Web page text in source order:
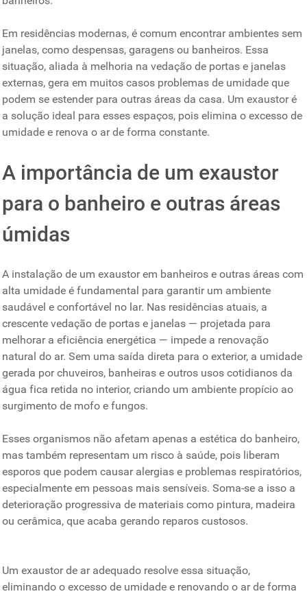
Em residências modernas, é comum encontrar ambientes sem
janelas, como despensas, garagens ou banheiros. Essa
situação, aliada à melhoria na vedação de portas e janelas
externas, gera em muitos casos problemas de umidade que
podem se estender para outras áreas da casa. Um exaustor é
a solução ideal para esses espaços, pois elimina o excesso de
umidade e renova o ar de forma constante.
A importância de um exaustor
para o banheiro e outras áreas
úmidas
A instalação de um exaustor em banheiros e outras áreas com
alta umidade é fundamental para garantir um ambiente
saudável e confortável no lar. Nas residências atuais, a
crescente vedação de portas e janelas — projetada para
melhorar a eficiência energética — impede a renovação
natural do ar. Sem uma saída direta para o exterior, a umidade
gerada por chuveiros, banheiras e outros usos cotidianos da
água fica retida no interior, criando um ambiente propício ao
surgimento de mofo e fungos.
Esses organismos não afetam apenas a estética do banheiro,
mas também representam um risco à saúde, pois liberam
esporos que podem causar alergias e problemas respiratórios,
especialmente em pessoas mais sensíveis. Soma-se a isso a
deterioração progressiva de materiais como pintura, madeira
ou cerâmica, que acaba gerando reparos custosos.
Um exaustor de ar adequado resolve essa situação,
eliminando o excesso de umidade e renovando o ar de forma